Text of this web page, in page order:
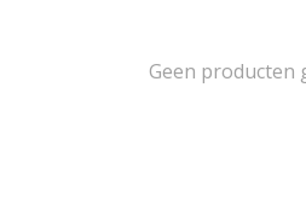
Geen producten